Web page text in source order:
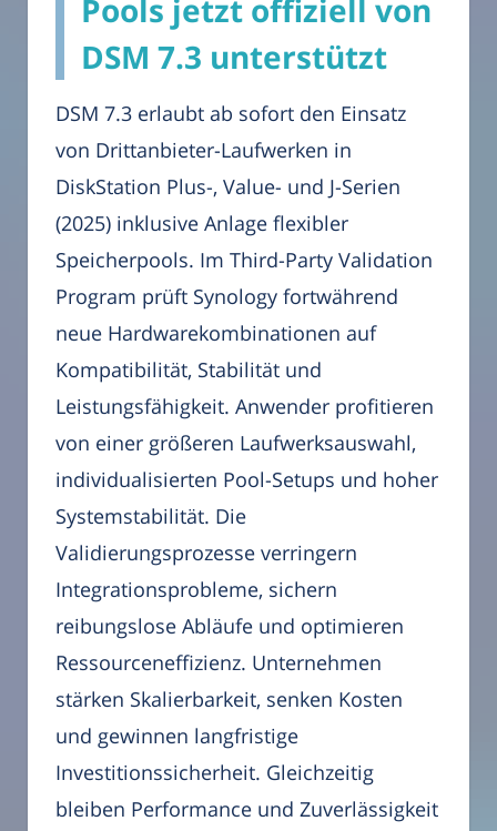
Pools jetzt offiziell von
DSM 7.3 unterstützt
DSM 7.3 erlaubt ab sofort den Einsatz
von Drittanbieter-Laufwerken in
DiskStation Plus-, Value- und J-Serien
(2025) inklusive Anlage flexibler
Speicherpools. Im Third-Party Validation
Program prüft Synology fortwährend
neue Hardwarekombinationen auf
Kompatibilität, Stabilität und
Leistungsfähigkeit. Anwender profitieren
von einer größeren Laufwerksauswahl,
individualisierten Pool-Setups und hoher
Systemstabilität. Die
Validierungsprozesse verringern
Integrationsprobleme, sichern
reibungslose Abläufe und optimieren
Ressourceneffizienz. Unternehmen
stärken Skalierbarkeit, senken Kosten
und gewinnen langfristige
Investitionssicherheit. Gleichzeitig
bleiben Performance und Zuverlässigkeit